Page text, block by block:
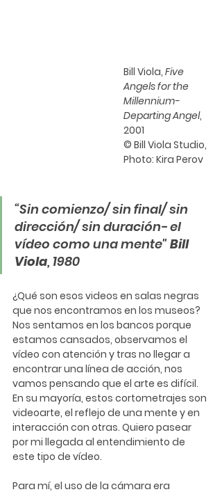
Bill Viola, Five
Angels for the
Millennium-
Departing Angel,
2001
© Bill Viola Studio,
Photo: Kira Perov
“Sin comienzo/ sin final/ sin
dirección/ sin duración- el
vídeo como una mente" Bill
Viola, 1980
¿Qué son esos videos en salas negras
que nos encontramos en los museos?
Nos sentamos en los bancos porque
estamos cansados, observamos el
vídeo con atención y tras no llegar a
encontrar una línea de acción, nos
vamos pensando que el arte es difícil.
En su mayoría, estos cortometrajes son
videoarte, el reflejo de una mente y en
interacción con otras. Quiero pasear
por mi llegada al entendimiento de
este tipo de vídeo.
Para mí, el uso de la cámara era